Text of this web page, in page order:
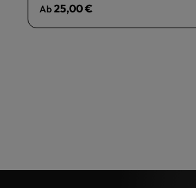
Regulärer Preis:
Ab25,00 €